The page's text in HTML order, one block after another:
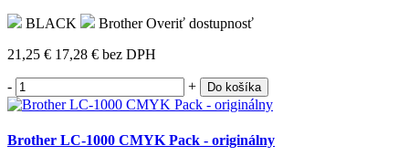
BLACK Brother Overiť dostupnosť
21,25 € 17,28 € bez DPH
- + Do košíka
Brother LC-1000 CMYK Pack - originálny